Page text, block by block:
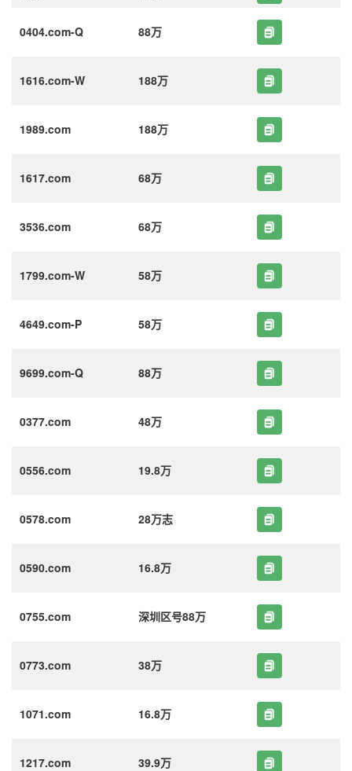
0404.com-Q 88万
1616.com-W 188万
1989.com 188万
1617.com 68万
3536.com 68万
1799.com-W 58万
4649.com-P 58万
9699.com-Q 88万
0377.com 48万
0556.com 19.8万
0578.com 28万志
0590.com 16.8万
0755.com 深圳区号88万
0773.com 38万
1071.com 16.8万
1217.com 39.9万